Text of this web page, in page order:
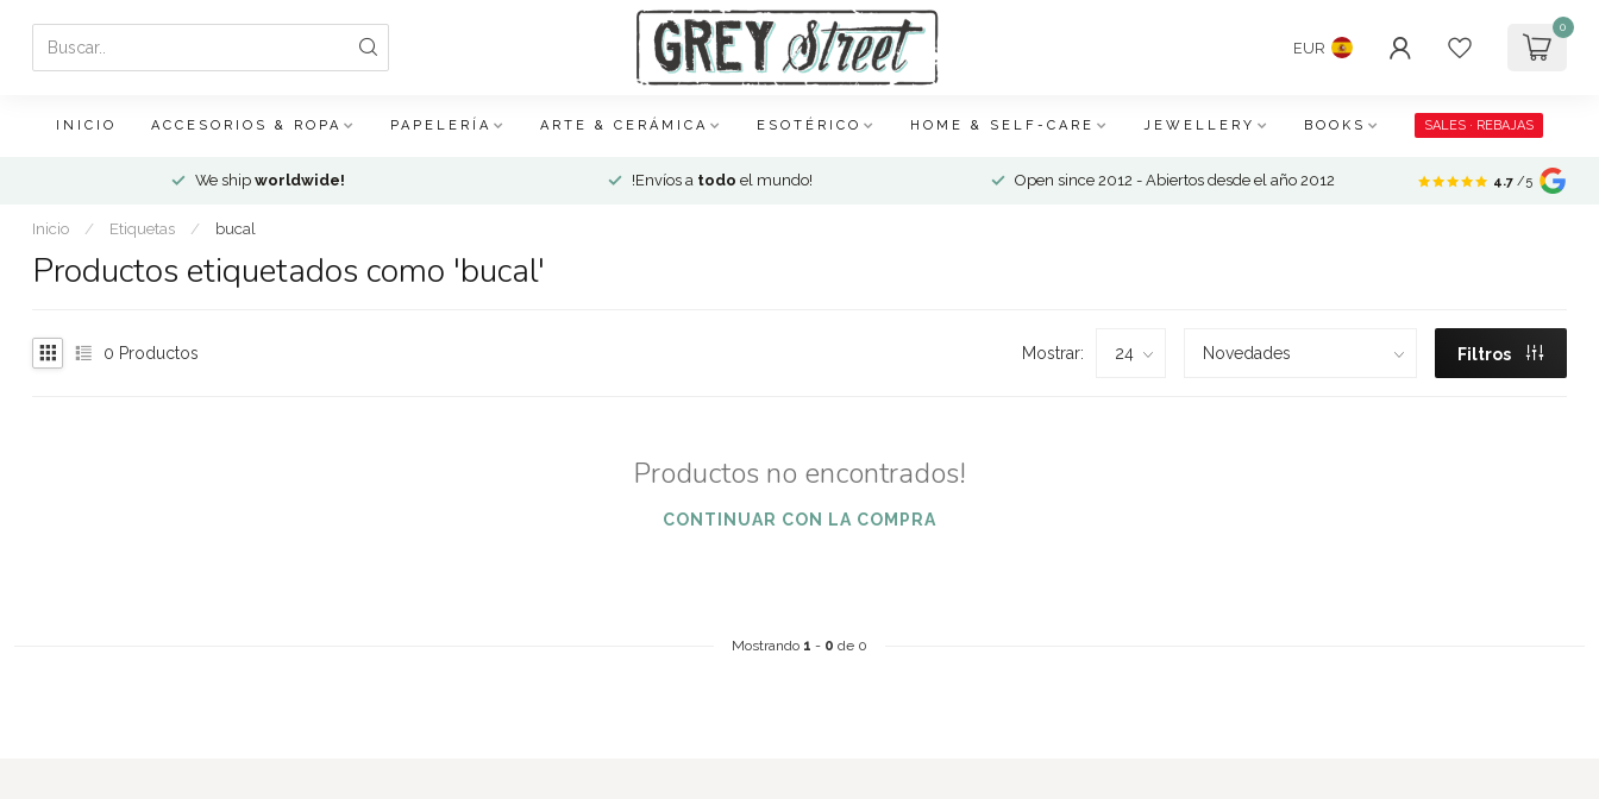
EUR
0
INICIO ACCESORIOS & ROPA PAPELERÍA ARTE & CERÁMICA ESOTÉRICO HOME & SELF-CARE JEWELLERY BOOKS SALES · REBAJAS
We ship worldwide! !Envíos a todo el mundo! Open since 2012 - Abiertos desde el año 2012 4.7 /5
Inicio / Etiquetas / bucal
Productos etiquetados como 'bucal'
0 Productos Mostrar: Filtros
Productos no encontrados!
CONTINUAR CON LA COMPRA
Mostrando 1 - 0 de 0